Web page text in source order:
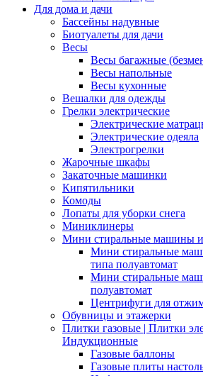
Для дома и дачи
Бассейны надувные
Биотуалеты для дачи
Весы
Весы багажные
Весы напольные
Весы кухонные
Вешалки для одежды
Грелки электрические
Электрические
Электрические одеяла
Электрогрелки
Жарочные шкафы
Закаточные машинки
Кипятильники
Комоды
Лопаты для уборки снега
Миниклинеры
Мини стиральные машины
Мини стиральные
типа полуавтомат
Мини стиральные
полуавтомат
Центрифуги для
Обувницы и этажерки
Плитки газовые | Плитки
Индукционные
Газовые баллоны
Газовые плиты